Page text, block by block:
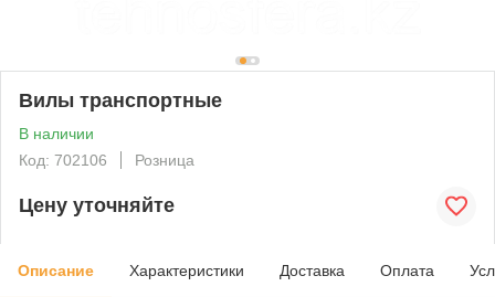
Вилы транспортные
В наличии
Код: 702106
Розница
Цену уточняйте
Описание Характеристики Доставка Оплата